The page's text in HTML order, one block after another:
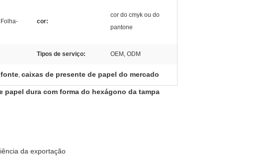
cor:
cor do cmyk ou do
pantone
Tipos de serviço: OEM, ODM
, caixas de presente de papel do mercado
dura com forma do hexágono da tampa
da exportação